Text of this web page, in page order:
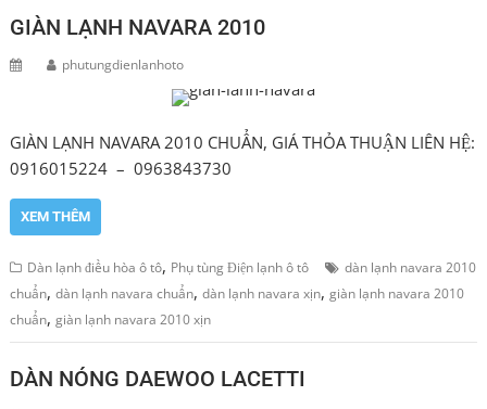
GIÀN LẠNH NAVARA 2010
phutungdienlanhoto
GIÀN LẠNH NAVARA 2010 CHUẨN, GIÁ THỎA THUẬN LIÊN HỆ:
0916015224 – 0963843730
XEM THÊM
Dàn lạnh điều hòa ô tô, Phụ tùng Điện lạnh ô tô
dàn lạnh navara 2010
chuẩn,dàn lạnh navara chuẩn,dàn lạnh navara xịn,giàn lạnh navara 2010
chuẩn,giàn lạnh navara 2010 xịn
DÀN NÓNG DAEWOO LACETTI